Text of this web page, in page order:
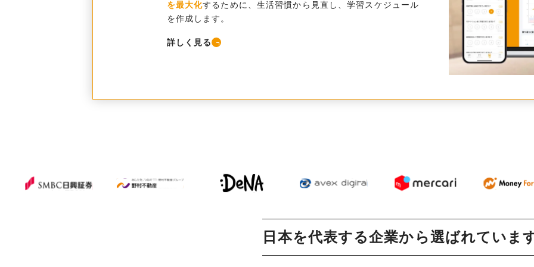
を最大化するために、生活習慣から見直し、学習スケジュール
を作成します。
詳しく見る
日本を代表する企業から選ばれていま